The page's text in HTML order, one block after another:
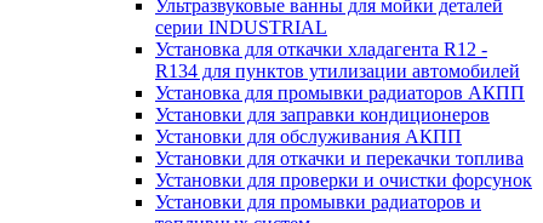
Ультразвуковые ванны для мойки деталей
серии INDUSTRIAL
Установка для откачки хладагента R12 -
R134 для пунктов утилизации автомобилей
Установка для промывки радиаторов АКПП
Установки для заправки кондиционеров
Установки для обслуживания АКПП
Установки для откачки и перекачки топлива
Установки для проверки и очистки форсунок
Установки для промывки радиаторов и